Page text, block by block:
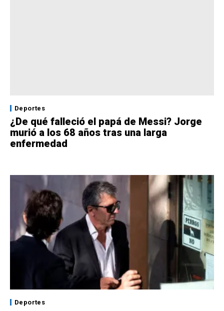
Deportes
¿De qué falleció el papá de Messi? Jorge
murió a los 68 años tras una larga
enfermedad
Deportes